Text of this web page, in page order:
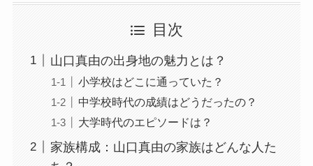
目次
山口真由の出身地の魅力とは？
小学校はどこに通っていた？
中学校時代の成績はどうだったの？
大学時代のエピソードは？
家族構成：山口真由の家族はどんな人た